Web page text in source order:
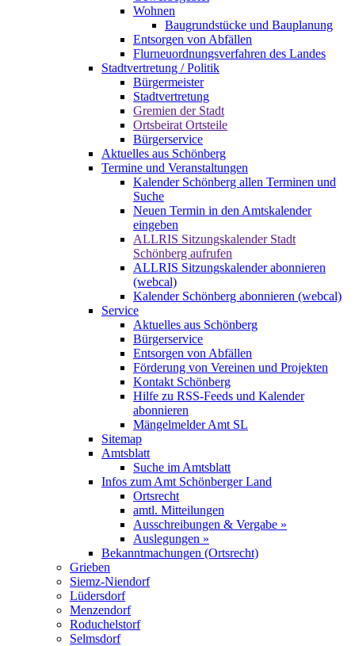
Wohnen
Baugrundstücke und Bauplanung
Entsorgen von Abfällen
Flurneuordnungsverfahren des Landes
Stadtvertretung / Politik
Bürgermeister
Stadtvertretung
Gremien der Stadt
Ortsbeirat Ortsteile
Bürgerservice
Aktuelles aus Schönberg
Termine und Veranstaltungen
Kalender Schönberg allen Terminen und
Suche
Neuen Termin in den Amtskalender
eingeben
ALLRIS Sitzungskalender Stadt
Schönberg aufrufen
ALLRIS Sitzungskalender abonnieren
(webcal)
Kalender Schönberg abonnieren (webcal)
Service
Aktuelles aus Schönberg
Bürgerservice
Entsorgen von Abfällen
Förderung von Vereinen und Projekten
Kontakt Schönberg
Hilfe zu RSS-Feeds und Kalender
abonnieren
Mängelmelder Amt SL
Sitemap
Amtsblatt
Suche im Amtsblatt
Infos zum Amt Schönberger Land
Ortsrecht
amtl. Mitteilungen
Ausschreibungen & Vergabe »
Auslegungen »
Bekanntmachungen (Ortsrecht)
Grieben
Siemz-Niendorf
Lüdersdorf
Menzendorf
Roduchelstorf
Selmsdorf